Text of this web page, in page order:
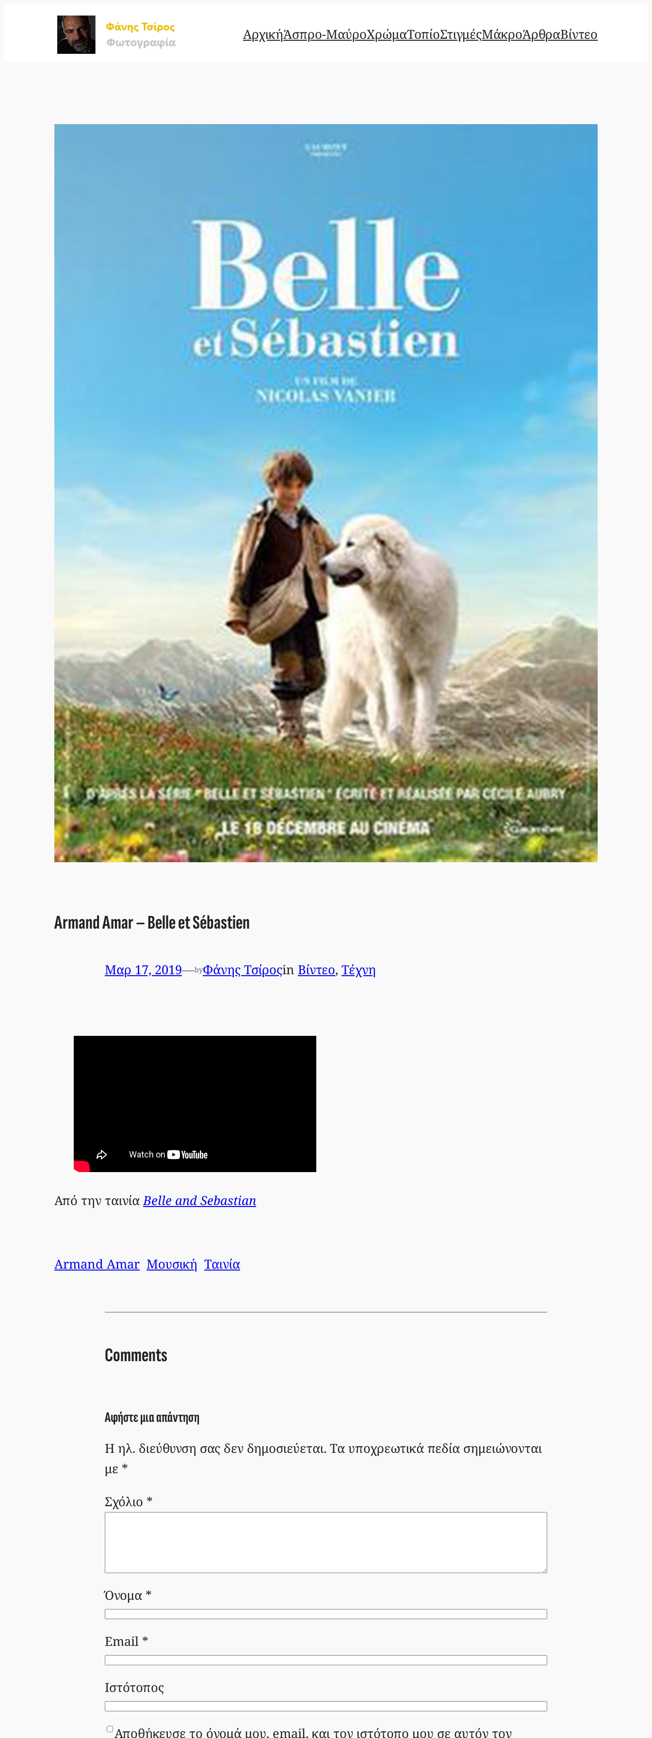
Μετάβαση
περιεχόμενο
ΑρχικήΆσπρο-ΜαύροΧρώμαΤοπίοΣτιγμέςΜάκροΆρθραΒίντεο
Armand Amar – Belle et Sébastien
Μαρ 17, 2019—byΦάνης Τσίροςin Βίντεο, Τέχνη
Από την ταινίαBelle and Sebastian
Armand Amar Μουσική Ταινία
Comments
Αφήστε μια απάντηση
Η ηλ. διεύθυνση σας δεν δημοσιεύεται. Τα υποχρεωτικά πεδία σημειώνονται
με *
Σχόλιο *
Όνομα *
Email *
Ιστότοπος
Αποθήκευσε το όνομά μου, email, και τον ιστότοπο μου σε αυτόν τον